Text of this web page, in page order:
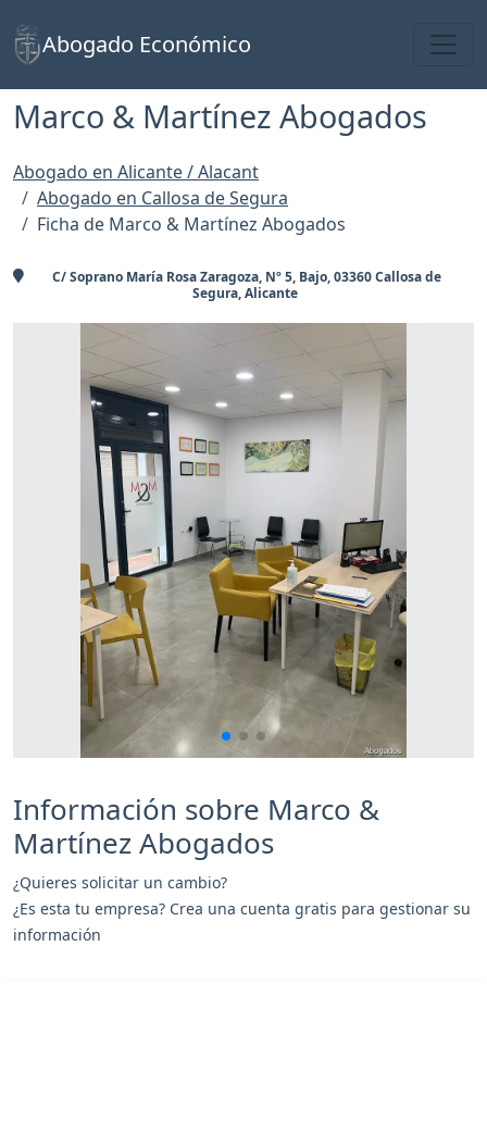
Abogado Económico
Marco & Martínez Abogados
Abogado en Alicante / Alacant
Abogado en Callosa de Segura
Ficha de Marco & Martínez Abogados
C/ Soprano María Rosa Zaragoza, Nº 5, Bajo, 03360 Callosa de
Segura, Alicante
Información sobre Marco &
Martínez Abogados
¿Quieres solicitar un cambio?
¿Es esta tu empresa? Crea una cuenta gratis para gestionar su
información